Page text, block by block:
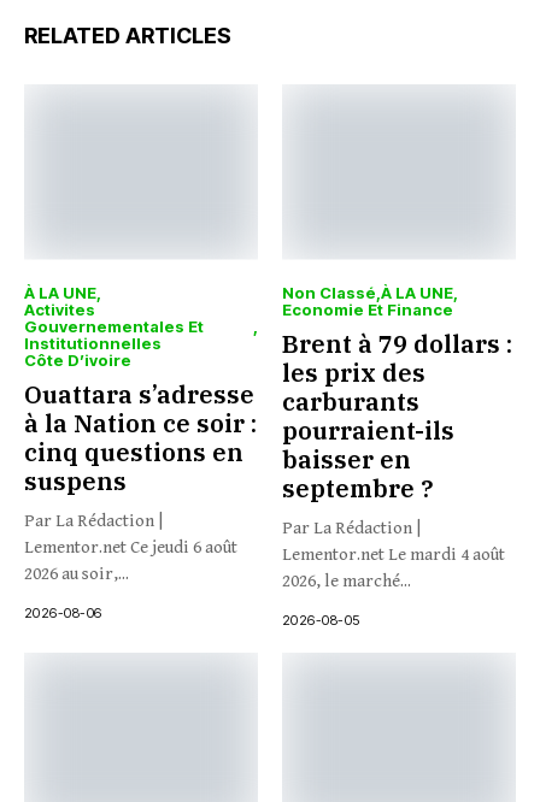
RELATED ARTICLES
À LA UNE
Activites
Gouvernementales Et
Institutionnelles
Côte D’ivoire
Ouattara s’adresse
à la Nation ce soir :
cinq questions en
suspens
Par La Rédaction |
Lementor.net Ce jeudi 6 août
2026 au soir,...
2026-08-06
Non Classé À LA UNE
Economie Et Finance
Brent à 79 dollars :
les prix des
carburants
pourraient-ils
baisser en
septembre ?
Par La Rédaction |
Lementor.net Le mardi 4 août
2026, le marché...
2026-08-05